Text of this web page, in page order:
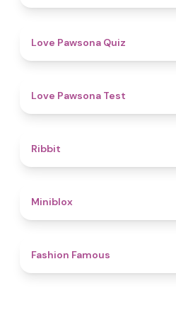
Love Pawsona Quiz
Love Pawsona Test
Ribbit
Miniblox
Fashion Famous